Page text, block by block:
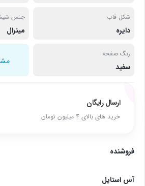
شکل قاب
دایره
جنس
مینرال
رنگ صفحه
سفید
ارسال رایگان
خرید های بالای 4 میلیون تومان
فروشنده
آس استایل